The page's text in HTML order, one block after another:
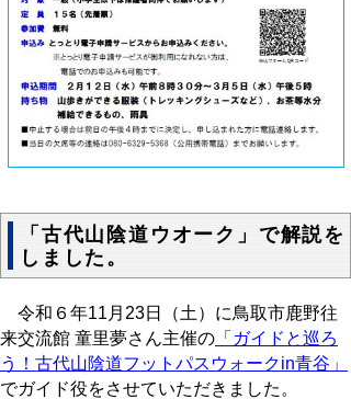
「古代山陰道ウオーク」で解説を
しました。
令和６年11月23日（土）に鳥取市鹿野往
来交流館 童里夢さん主催の 「ガイドと巡ろ
う！古代山陰道フットパスウォークin青谷」
でガイド役をさせていただきました。